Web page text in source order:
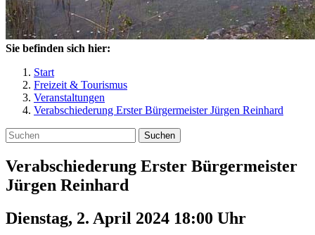
Sie befinden sich hier:
Start
Freizeit & Tourismus
Veranstaltungen
Verabschiederung Erster Bürgermeister Jürgen Reinhard
Suchen
Verabschiederung Erster Bürgermeister
Jürgen Reinhard
Dienstag, 2. April 2024 18:00 Uhr